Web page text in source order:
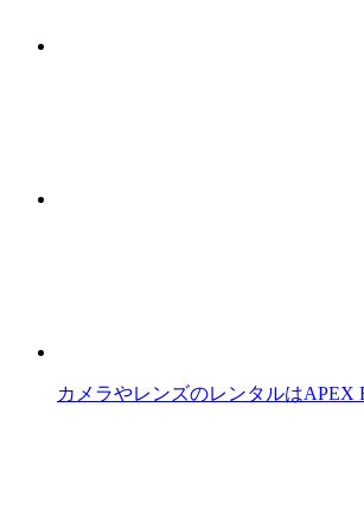
カメラやレンズのレンタルはAPEX